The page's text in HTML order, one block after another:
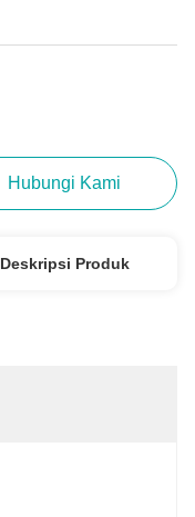
Hubungi Kami
Deskripsi Produk